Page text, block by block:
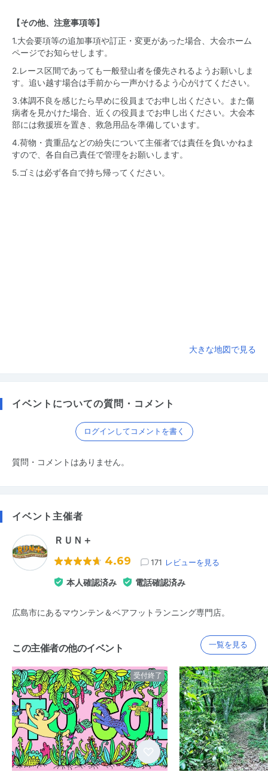
【その他、注意事項等】
1.大会要項等の追加事項や訂正・変更があった場合、大会ホーム
ページでお知らせします。
2.レース区間であっても一般登山者を優先されるようお願いしま
す。追い越す場合は手前から一声かけるよう心がけてください。
3.体調不良を感じたら早めに役員までお申し出ください。また傷
病者を見かけた場合、近くの役員までお申し出ください。大会本
部には救援班を置き、救急用品を準備しています。
4.荷物・貴重品などの紛失について主催者では責任を負いかねま
すので、各自自己責任で管理をお願いします。
5.ゴミは必ず各自で持ち帰ってください。
大きな地図で見る
イベントについての質問・コメント
ログインしてコメントを書く
質問・コメントはありません。
イベント主催者
ＲＵＮ＋
4.69 171 レビューを見る
本人確認済み 電話確認済み
広島市にあるマウンテン＆ベアフットランニング専門店。
この主催者の他のイベント 一覧を見る
受付終了